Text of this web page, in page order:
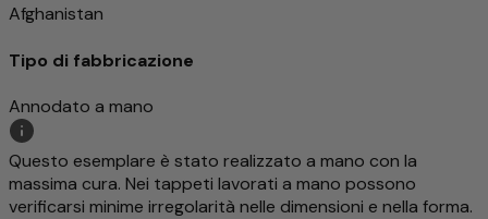
Afghanistan
Tipo di fabbricazione
Annodato a mano
Questo esemplare è stato realizzato a mano con la
massima cura. Nei tappeti lavorati a mano possono
verificarsi minime irregolarità nelle dimensioni e nella forma.